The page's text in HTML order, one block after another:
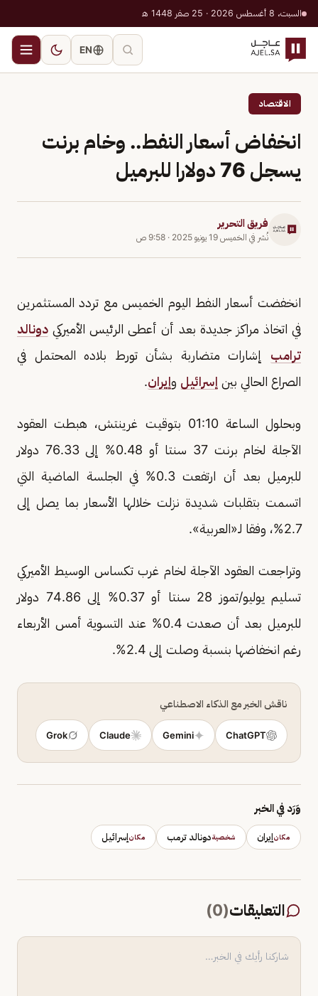
السبت، 8 أغسطس 2026 · 25 صفر 1448 هـ
EN
الاقتصاد
انخفاض أسعار النفط.. وخام برنت
يسجل 76 دولارا للبرميل
فريق التحرير
نُشر في الخميس 19 يونيو 2025 · 9:58 ص
انخفضت أسعار النفط اليوم الخميس مع تردد المستثمرين
في اتخاذ مراكز جديدة بعد أن أعطى الرئيس الأميركي دونالد
ترامب إشارات متضاربة بشأن تورط بلاده المحتمل في
الصراع الحالي بين إسرائيل وإيران.
وبحلول الساعة 01:10 بتوقيت غرينتش، هبطت العقود
الآجلة لخام برنت 37 سنتا أو 0.48% إلى 76.33 دولار
للبرميل بعد أن ارتفعت 0.3% في الجلسة الماضية التي
اتسمت بتقلبات شديدة نزلت خلالها الأسعار بما يصل إلى
2.7%، وفقا لـ«العربية».
وتراجعت العقود الآجلة لخام غرب تكساس الوسيط الأميركي
تسليم يوليو/تموز 28 سنتا أو 0.37% إلى 74.86 دولار
للبرميل بعد أن صعدت 0.4% عند التسوية أمس الأربعاء
رغم انخفاضها بنسبة وصلت إلى 2.4%.
ناقش الخبر مع الذكاء الاصطناعي
ChatGPT
Gemini
Claude
Grok
وَرَد في الخبر
مكانإيران شخصيةدونالد ترمب مكانإسرائيل
التعليقات(
0
)